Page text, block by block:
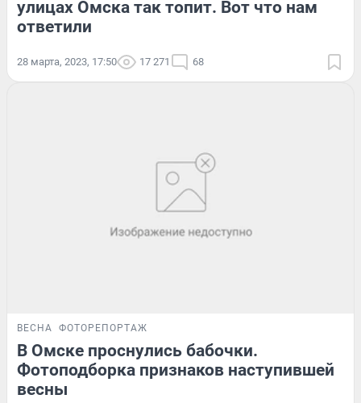
улицах Омска так топит. Вот что нам
ответили
28 марта, 2023, 17:50 17 271 68
ВЕСНА ФОТОРЕПОРТАЖ
В Омске проснулись бабочки.
Фотоподборка признаков наступившей
весны